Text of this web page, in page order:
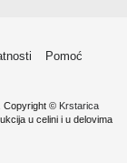
Pomoć
Copyright © Krstarica
u celini i u delovima